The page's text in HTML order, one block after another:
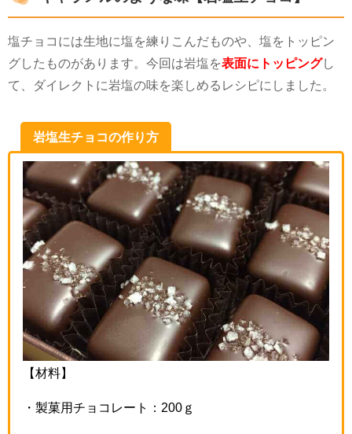
塩チョコには生地に塩を練りこんだものや、塩をトッピン
グしたものがあります。今回は岩塩を表面にトッピングし
て、ダイレクトに岩塩の味を楽しめるレシピにしました。
岩塩生チョコの作り方
【材料】
・製菓用チョコレート： 200 ｇ